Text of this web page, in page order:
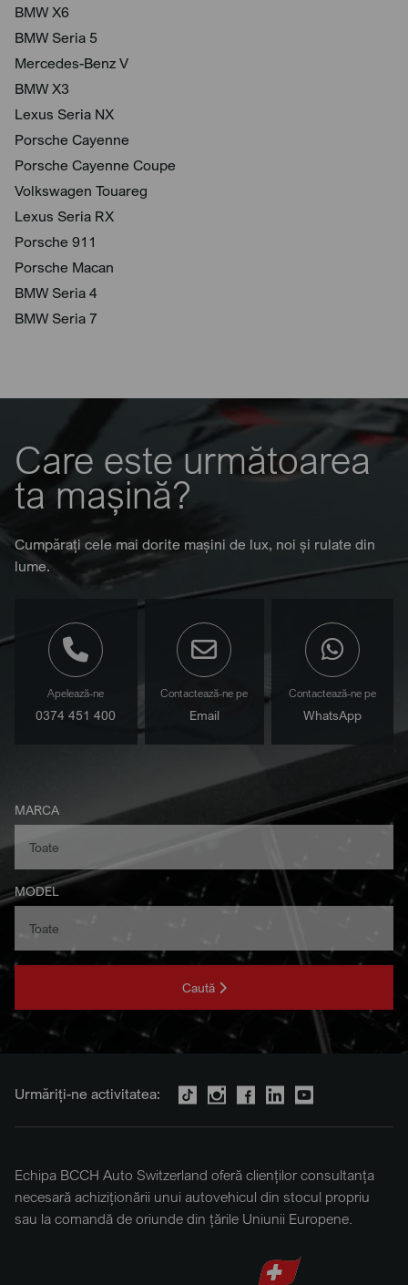
BMW X6
BMW Seria 5
Mercedes-Benz V
BMW X3
Lexus Seria NX
Porsche Cayenne
Porsche Cayenne Coupe
Volkswagen Touareg
Lexus Seria RX
Porsche 911
Porsche Macan
BMW Seria 4
BMW Seria 7
Care este următoarea
ta mașină?
Cumpărați cele mai dorite mașini de lux, noi și rulate din
lume.
Apelează-ne
0374 451 400
Contactează-ne pe
Email
Contactează-ne pe
WhatsApp
MARCA
MODEL
Caută
Urmăriți-ne activitatea:
Echipa BCCH Auto Switzerland oferă clienților consultanța
necesară achiziționării unui autovehicul din stocul propriu
sau la comandă de oriunde din țările Uniunii Europene.